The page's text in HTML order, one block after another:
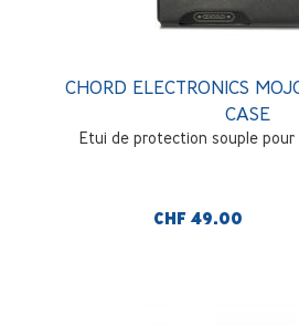
CHORD ELECTRONICS
CASE
Etui de protection souple pour
CHF 49.00